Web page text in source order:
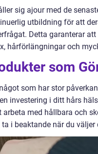
sig ajour med de
utbildning för att
Detta garanterar
hårförlängningar och
som
som har stor
investering i ditt hårs
med hållbara och
i beaktande när du